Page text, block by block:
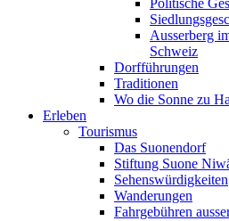
Politische
Ausserberg
Schweiz
Dorfführungen
Traditionen
Wo die Sonne zu
Erleben
Tourismus
Das Suonendorf
Stiftung Suone
Sehenswürdigkeiten
Wanderungen
Fahrgebühren